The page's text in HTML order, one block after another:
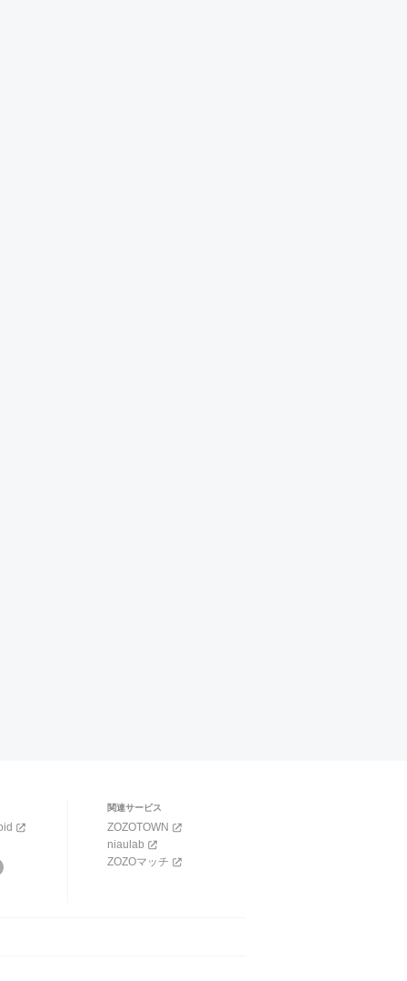
関連サービス
ZOZOTOWN
niaulab
ZOZOマッチ